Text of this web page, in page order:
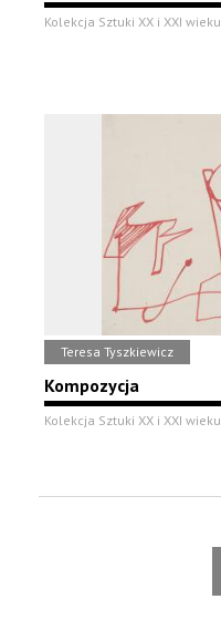
Kolekcja Sztuki XX i XXI wieku
Teresa Tyszkiewicz
Kompozycja
Kolekcja Sztuki XX i XXI wieku